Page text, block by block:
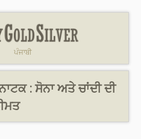
ਪੰਜਾਬੀ
: ਸੋਨਾ ਅਤੇ ਚਾਂਦੀ ਦੀ